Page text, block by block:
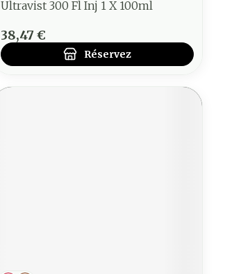
Ultravist 300 Fl Inj 1 X 100ml
38,47 €
Réservez